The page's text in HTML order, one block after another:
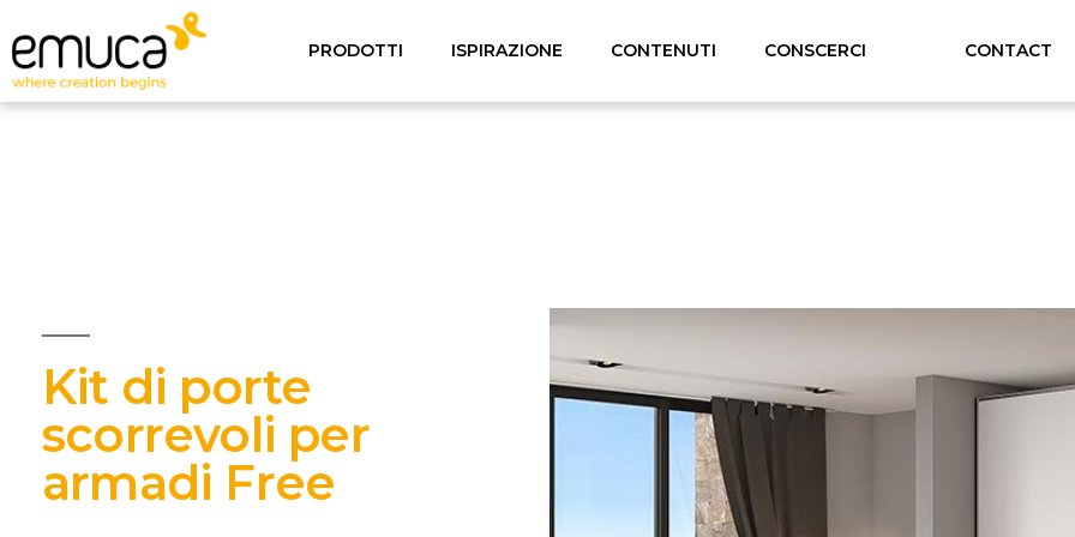
PRODOTTI ISPIRAZIONE CONTENUTI CONSCERCI CONTACT
Kit di porte
scorrevoli per
armadi Free